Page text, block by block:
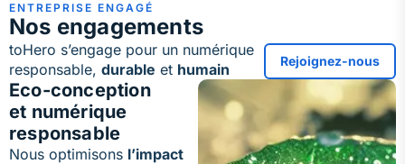
ENTREPRISE ENGAGÉ
Nos engagements
toHero s’engage pour un numérique
responsable, durable et humain Rejoignez-nous
Eco-conception
et numérique
responsable
Nous optimisons l’impact